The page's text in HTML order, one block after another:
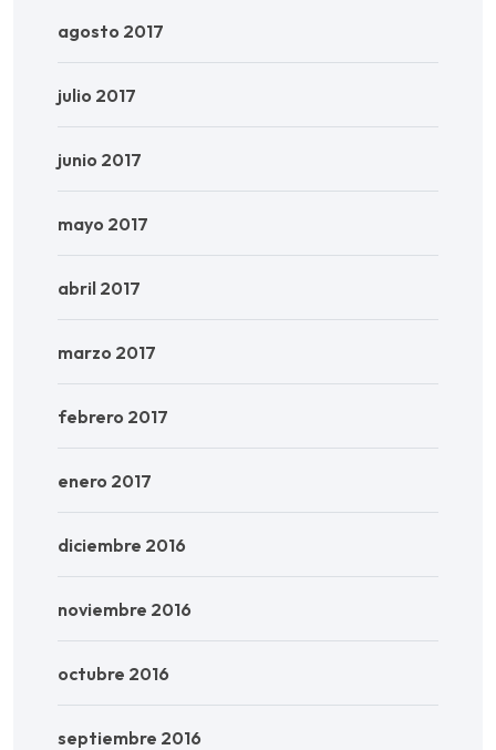
agosto 2017
julio 2017
junio 2017
mayo 2017
abril 2017
marzo 2017
febrero 2017
enero 2017
diciembre 2016
noviembre 2016
octubre 2016
septiembre 2016